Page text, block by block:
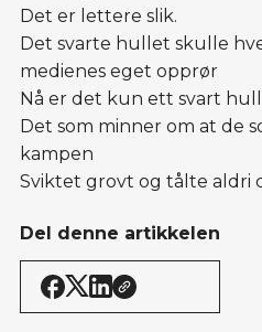
Det er lettere slik.
Det svarte hullet skulle
medienes eget opprør
Nå er det kun ett svart hull
Det som minner om at de
kampen
Sviktet grovt og tålte aldri
Del denne artikkelen